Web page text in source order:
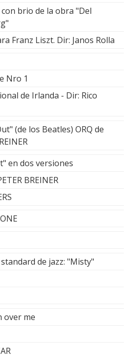
brio de la obra "Del
Franz Liszt. Dir: Janos Rolla
Nro 1
de Irlanda - Dir: Rico
(de los Beatles) ORQ de
en dos versiones
BREINER
de jazz: "Misty"
over me